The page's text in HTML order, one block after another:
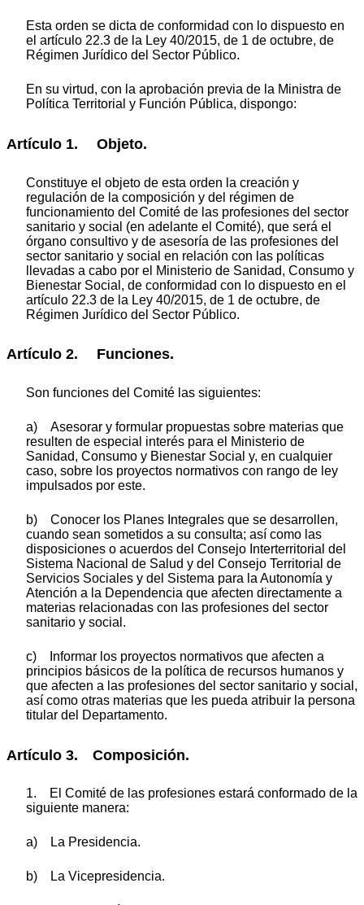
Esta orden se dicta de conformidad con lo dispuesto en
el artículo 22.3 de la Ley 40/2015, de 1 de octubre, de
Régimen Jurídico del Sector Público.
En su virtud, con la aprobación previa de la Ministra de
Política Territorial y Función Pública, dispongo:
Artículo 1. Objeto.
Constituye el objeto de esta orden la creación y
regulación de la composición y del régimen de
funcionamiento del Comité de las profesiones del sector
sanitario y social (en adelante el Comité), que será el
órgano consultivo y de asesoría de las profesiones del
sector sanitario y social en relación con las políticas
llevadas a cabo por el Ministerio de Sanidad, Consumo y
Bienestar Social, de conformidad con lo dispuesto en el
artículo 22.3 de la Ley 40/2015, de 1 de octubre, de
Régimen Jurídico del Sector Público.
Artículo 2. Funciones.
Son funciones del Comité las siguientes:
a) Asesorar y formular propuestas sobre materias que
resulten de especial interés para el Ministerio de
Sanidad, Consumo y Bienestar Social y, en cualquier
caso, sobre los proyectos normativos con rango de ley
impulsados por este.
b) Conocer los Planes Integrales que se desarrollen,
cuando sean sometidos a su consulta; así como las
disposiciones o acuerdos del Consejo Interterritorial del
Sistema Nacional de Salud y del Consejo Territorial de
Servicios Sociales y del Sistema para la Autonomía y
Atención a la Dependencia que afecten directamente a
materias relacionadas con las profesiones del sector
sanitario y social.
c) Informar los proyectos normativos que afecten a
principios básicos de la política de recursos humanos y
que afecten a las profesiones del sector sanitario y social,
así como otras materias que les pueda atribuir la persona
titular del Departamento.
Artículo 3. Composición.
1. El Comité de las profesiones estará conformado de la
siguiente manera:
a) La Presidencia.
b) La Vicepresidencia.